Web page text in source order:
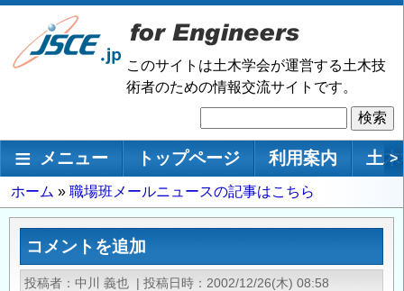
メ
ン
移
このサイトは土木学会が運営する土木技
術者のための情報交流サイトです。
索
メインナビゲーション
メニュー トップページ 利用案内 土 >
パ
ン
ず
ホーム 職場班メールニュースの記事はこちら
コメントを追加
投稿者 中川 義也 | 投稿日時
2002/12/26(木) 08:58